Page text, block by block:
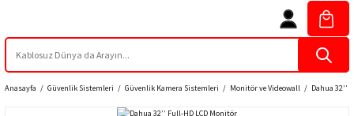
Anasayfa Güvenlik Sistemleri Güvenlik Kamera Sistemleri Monitör ve Videowall Dahua 32’’